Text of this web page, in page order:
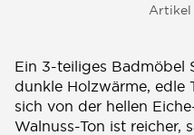
Artikel
Ein 3-teiliges Badmöbel
dunkle Holzwärme, edle
sich von der hellen
Walnuss-Ton ist reicher,